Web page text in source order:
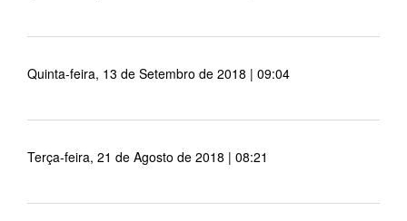
Quinta-feira, 13 de Setembro de 2018 | 09:04
Terça-feira, 21 de Agosto de 2018 | 08:21